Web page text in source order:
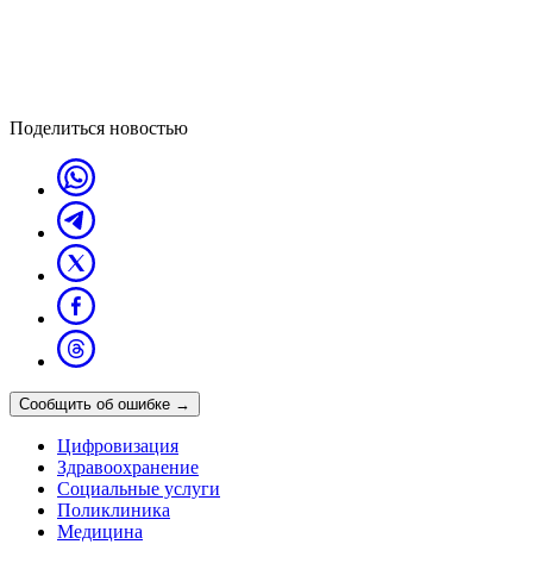
Поделиться новостью
Сообщить об ошибке →
Цифровизация
Здравоохранение
Социальные услуги
Поликлиника
Медицина